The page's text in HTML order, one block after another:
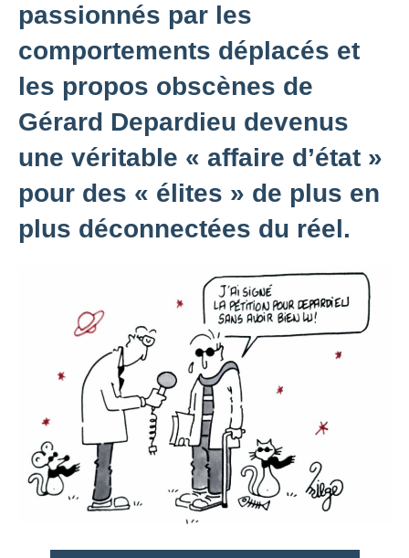
passionnés par les
comportements déplacés et
les propos obscènes de
Gérard Depardieu devenus
une véritable « affaire d’état »
pour des « élites » de plus en
plus déconnectées du réel.